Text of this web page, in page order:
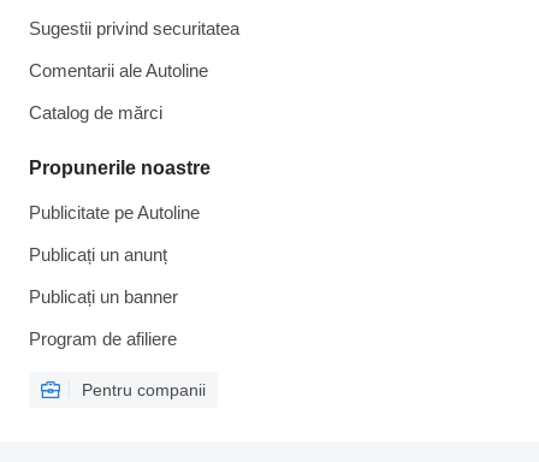
Sugestii privind securitatea
Comentarii ale Autoline
Catalog de mărcі
Propunerile noastre
Publicitate pe Autoline
Publicați un anunț
Publicați un banner
Program de afiliere
Pentru companii